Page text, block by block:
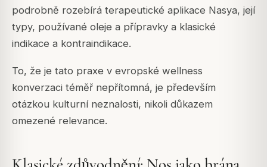
podrobně rozebírá terapeutické aplikace Nasya, její
typy, používané oleje a přípravky a klasické
indikace a kontraindikace.
To, že je tato praxe v evropské wellness
konverzaci téměř nepřítomná, je především
otázkou kulturní neznalosti, nikoli důkazem
omezené relevance.